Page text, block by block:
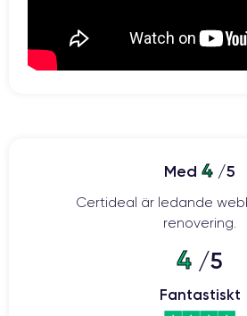
Med 4 /5
Certideal är ledande
renovering.
4 /5
Fantastiskt